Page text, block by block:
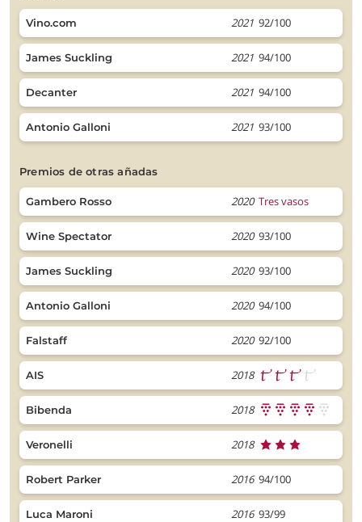
Vino.com 2021 92/100
James Suckling 2021 94/100
Decanter 2021 94/100
Antonio Galloni 2021 93/100
premios de otras añadas
Gambero Rosso 2020 Tres vasos
Wine Spectator 2020 93/100
James Suckling 2020 93/100
Antonio Galloni 2020 94/100
Falstaff 2020 92/100
AIS 2018
Bibenda 2018
Veronelli 2018
Robert Parker 2016 94/100
Luca Maroni 2016 93/99